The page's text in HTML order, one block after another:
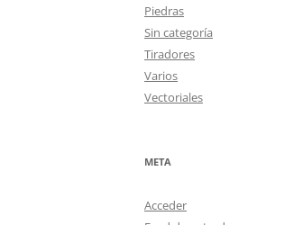
Piedras
Sin categoría
Tiradores
Varios
Vectoriales
META
Acceder